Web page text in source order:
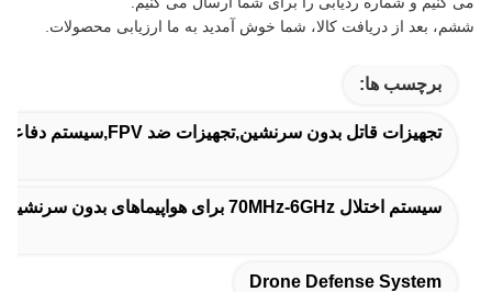
ششم، بعد از دریافت کالا، شما خوش آمدید به ما ارزیابی محصولات.
برچسب ها:
تجهیزات قاتل بدون سرنشین,تجهیزات ضد FPV,سیستم دفاعی بدون سرنشین
سیستم اختلال 70MHz-6GHz برای هواپیماهای بدون سرنشین,سيستم ضد درون ثابت,سیستم تشخیص و پارازیت پهپاد
Drone Defense System